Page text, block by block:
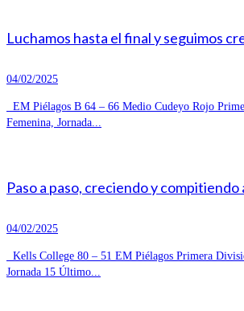
Luchamos hasta el final y seguimos
04/02/2025
EM Piélagos B 64 – 66 Medio Cudeyo Rojo
Femenina, Jornada...
Paso a paso, creciendo y
04/02/2025
Kells College 80 – 51 EM Piélagos Primera
Jornada 15 Último...